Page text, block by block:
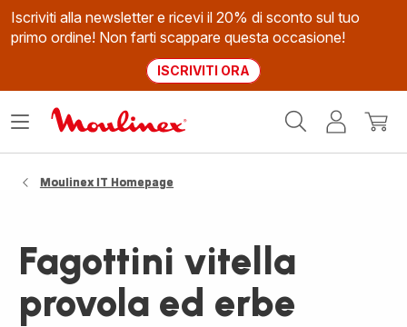
Iscriviti alla newsletter e ricevi il 20% di sconto sul tuo
primo ordine! Non farti scappare questa occasione!
ISCRIVITI ORA
Il
Apri
Moulinex IT Homepage
Fagottini vitella
provola ed erbe